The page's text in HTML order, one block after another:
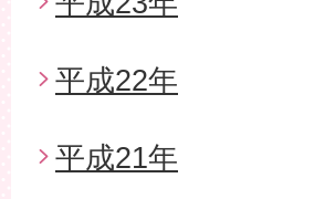
平成22年
平成21年